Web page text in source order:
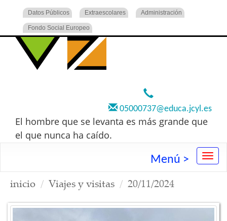
Datos Públicos Extraescolares Administración
Fondo Social Europeo
05000737@educa.jcyl.es
El hombre que se levanta es más grande que
el que nunca ha caído.
Menú >
inicio Viajes y visitas 20/11/2024